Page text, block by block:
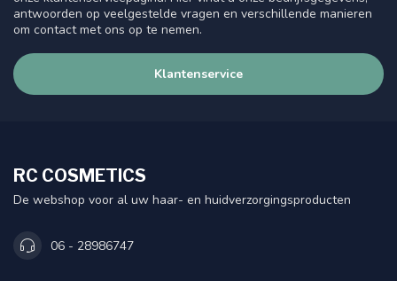
antwoorden op veelgestelde vragen en verschillende manieren
om contact met ons op te nemen.
Klantenservice
RC COSMETICS
De webshop voor al uw haar- en huidverzorgingsproducten
06 - 28986747